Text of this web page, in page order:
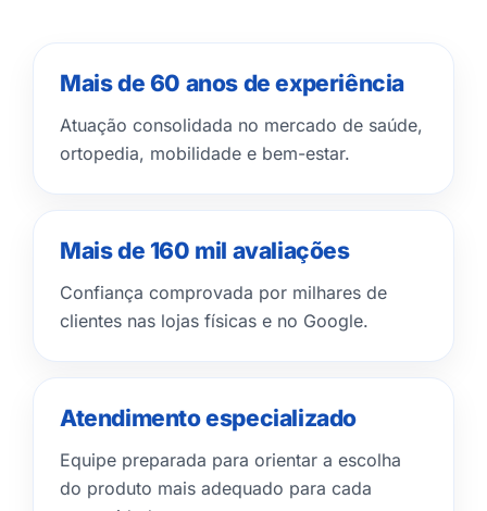
Mais de 60 anos de experiência
Atuação consolidada no mercado de saúde,
ortopedia, mobilidade e bem-estar.
Mais de 160 mil avaliações
Confiança comprovada por milhares de
clientes nas lojas físicas e no Google.
Atendimento especializado
Equipe preparada para orientar a escolha
do produto mais adequado para cada